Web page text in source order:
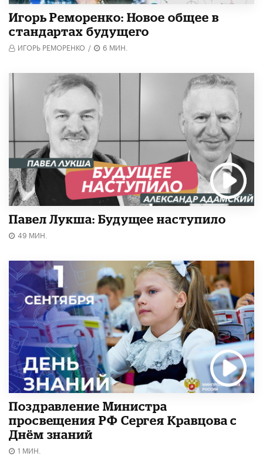
Игорь Реморенко: Новое общее в
стандартах будущего
ИГОРЬ РЕМОРЕНКО / 6 МИН.
Павел Лукша: Будущее наступило
49 МИН.
Поздравление Министра
просвещения РФ Сергея Кравцова с
Днём знаний
1 МИН.